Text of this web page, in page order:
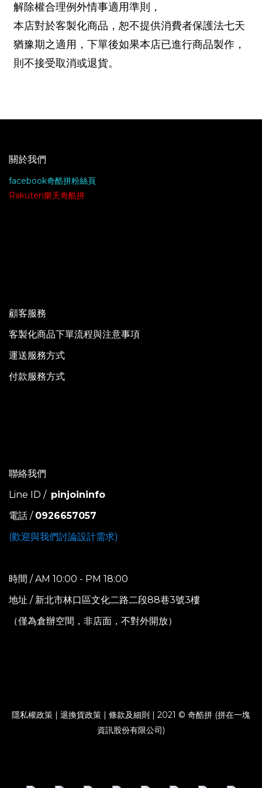
解除權合理例外情事適用準則，
本店對於客製化商品，恕不提供消費者保護法七天
猶豫期之適用，下單後如果本店已進行商品製作，
則不接受取消或退貨。
關於我們
facebook奇酷拼粉絲頁
Rakuten樂天奇酷拼
顧客服務
客製化商品下單流程與注意事項
運送服務方式
付款服務方式
聯絡我們
Line ID / pinjoininfo
電話 / 0926657057
(歡迎與我們討論設計需求)
時間 / AM 10:00 - PM 18:00
地址 / 新北市林口區文化二路二段88巷3號3樓
（僅為倉辦空間，非店面，不對外開放）
隱私權政策 | 退換貨政策 | 條款及細則 | 2021 © 奇酷拼 (拼在一塊
資訊股份有限公司)